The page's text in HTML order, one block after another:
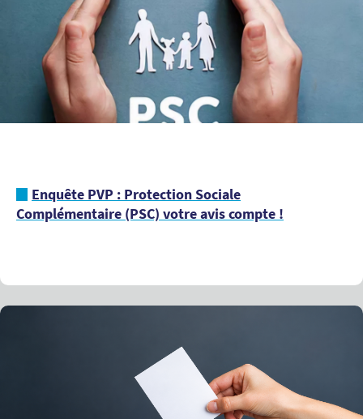
Enquête PVP : Protection Sociale
Complémentaire (PSC) votre avis compte !